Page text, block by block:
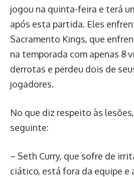
jogou na quinta-feira e terá
após esta partida. Eles
Sacramento Kings, que
na temporada com apenas 8
derrotas e perdeu dois de
jogadores.
No que diz respeito às
seguinte:
– Seth Curry, que sofre de
ciático, está fora da equipe e